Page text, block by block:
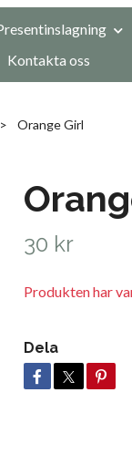
Kontakta oss
Orange Girl
30 kr
Produkten har
Dela